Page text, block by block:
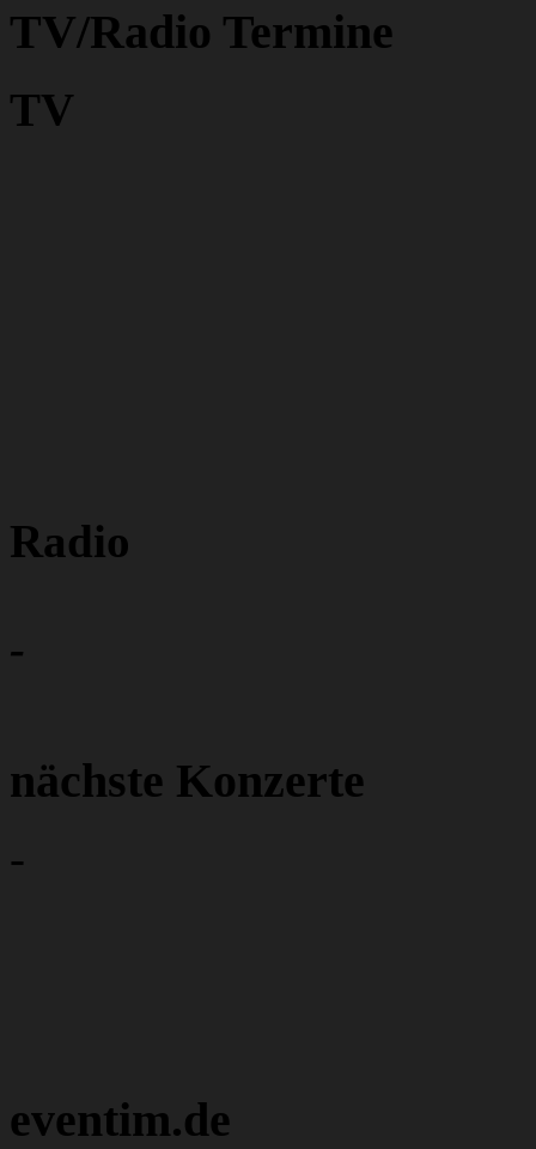
TV/Radio Termine
TV
Radio
-
nächste Konzerte
-
eventim.de